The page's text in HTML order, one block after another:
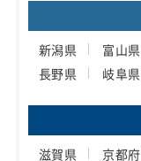
新潟県 富山県
長野県
岐阜県
滋賀県 京都府